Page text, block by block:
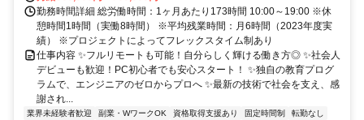
勤務時間詳細 総労働時間：1ヶ月あたり173時間 10:00～19:00 ※休
憩時間1時間（実働8時間） ※平均残業時間：月6時間（2023年度実
績） ※プロジェクトによってフレックスタイム制あり
仕事内容 ✨フルリモートも可能！自分らしく輝ける働き方◎ ✨社会人
デビューも歓迎！PC初心者でも安心スタート！ ✨独自の教育プログ
ラムで、エンジニアのゼロからプロへ ✨最新の技術で社会を支え、感
謝され...
業界未経験者歓迎 副業・WワークOK 資格取得支援あり 固定時間制
転勤なし